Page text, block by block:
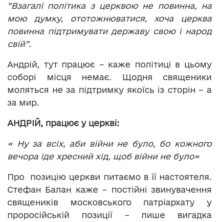
“Взагалі політика з церквою не повинна, на
мою думку, ототожнюватися, хоча церква
повинна підтримувати державу свою і народ
свій”.
Андрій, тут працює – каже політиці в цьому
соборі місця немає. Щодня священики
моляться не за підтримку якоїсь із сторін – а
за мир.
АНДРІЙ, працює у церкві:
« Ну за всіх, аби війни не було, бо кожного
вечора іде хресний хід, щоб війни не було»
Про позицію церкви питаємо в її настоятеля.
Стефан Балан каже – постійні звинувачення
священиків московського патріархату у
проросійській позиції – лише вигадка